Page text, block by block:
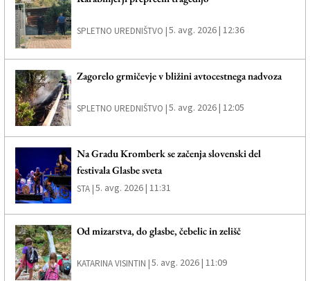
SPLETNO UREDNIŠTVO |5. avg. 2026 | 12:36
Zagorelo grmičevje v bližini avtocestnega nadvoza
SPLETNO UREDNIŠTVO |5. avg. 2026 | 12:05
Na Gradu Kromberk se začenja slovenski del
festivala Glasbe sveta
STA |5. avg. 2026 | 11:31
Od mizarstva, do glasbe, čebelic in zelišč
KATARINA VISINTIN |5. avg. 2026 | 11:09